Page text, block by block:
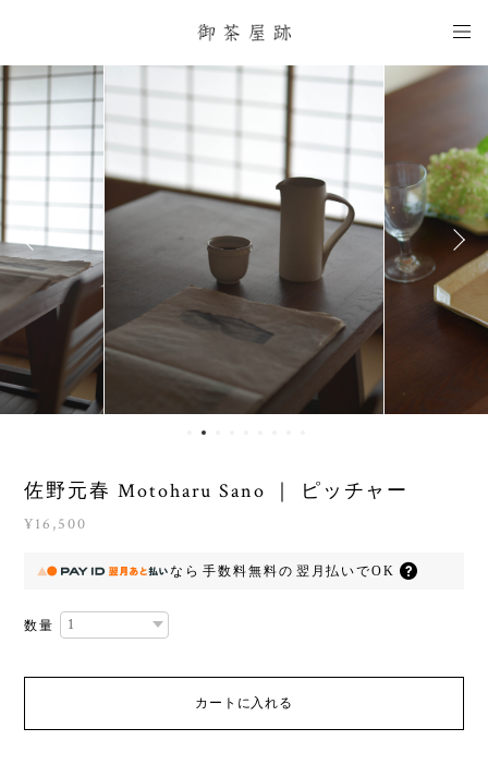
佐野元春 Motoharu Sano ｜ ピッチャー
¥16,500
なら 手数料無料の 翌月払いでOK
数量
カートに入れる